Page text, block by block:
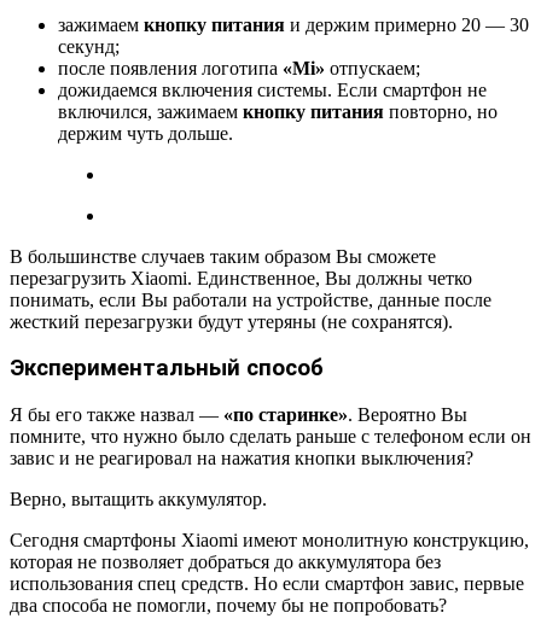
зажимаем кнопку питания и держим примерно 20 — 30
секунд;
после появления логотипа «Mi» отпускаем;
дожидаемся включения системы. Если смартфон не
включился, зажимаем кнопку питания повторно, но
держим чуть дольше.
В большинстве случаев таким образом Вы сможете
перезагрузить Xiaomi. Единственное, Вы должны четко
понимать, если Вы работали на устройстве, данные после
жесткий перезагрузки будут утеряны (не сохранятся).
Экспериментальный способ
Я бы его также назвал — «по старинке». Вероятно Вы
помните, что нужно было сделать раньше с телефоном если он
завис и не реагировал на нажатия кнопки выключения?
Верно, вытащить аккумулятор.
Сегодня смартфоны Xiaomi имеют монолитную конструкцию,
которая не позволяет добраться до аккумулятора без
использования спец средств. Но если смартфон завис, первые
два способа не помогли, почему бы не попробовать?